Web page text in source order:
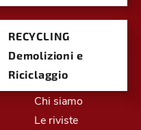
RECYCLING
Demolizioni e
Riciclaggio
Chi siamo
Le riviste